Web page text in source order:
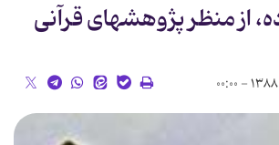
از منظر پژوهشهاى قرآنى